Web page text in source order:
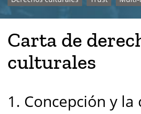
Carta de
culturales
1. Concepción y la